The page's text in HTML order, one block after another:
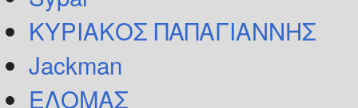
ΚΥΡΙΑΚΟΣ ΠΑΠΑΓΙΑΝΝΗΣ
Jackman
ΕΛΟΜΑΣ